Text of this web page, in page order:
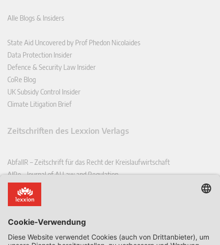
Alle Blogs & Insiders
State Aid Uncovered by Prof Phedon Nicolaides
Data Protection Insider
Defence & Security Law Insider
CoRe Blog
UK Subsidy Control Insider
Climate Litigation Brief
Zeitschriften des Lexxion Verlags
AbfallR – Zeitschrift für das Recht der Kreislaufwirtschaft
AIRe – Journal of AI Law and Regulation
CCLR – Carbon & Climate Law Review
CoRe – European Competition and Regulatory Law Review
EDSeQ – European Defence & Security Law & Policy Quarterly
EFFL – European Food and Feed Law Review